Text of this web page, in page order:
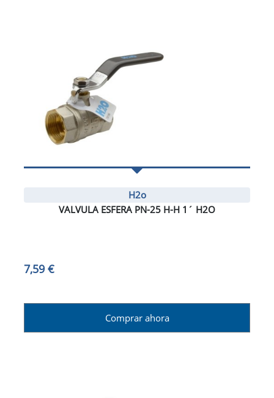
H2o
VALVULA ESFERA PN-25 H-H 1´ H2O
7,59 €
Comprar ahora